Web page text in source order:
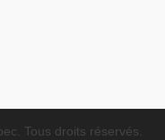
Tous droits réservés.